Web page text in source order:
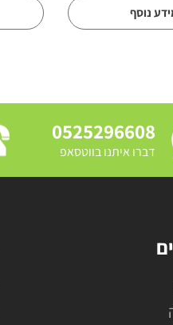
נוסף
0525296608
דברו איתנו בווטסאפ